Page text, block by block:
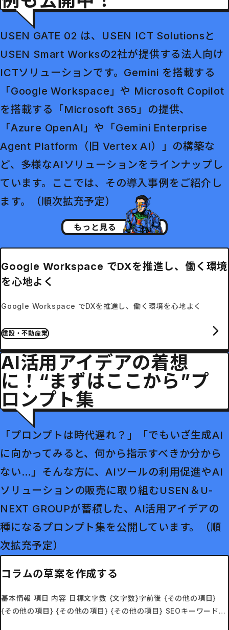
USEN GATE 02 は、USEN ICT Solutionsと
USEN Smart Worksの2社が提供する法人向け
ICTソリューションです。Gemini を搭載する
「Google Workspace」や Microsoft Copilot
を搭載する「Microsoft 365」の提供、
「Azure OpenAI」や「Gemini Enterprise
Agent Platform（旧 Vertex AI）」の構築な
ど、多様なAIソリューションをラインナップし
ています。ここでは、その導入事例をご紹介し
ます。（順次拡充予定）
もっと見る
Google Workspace でDXを推進し、働く環境
を心地よく
Google Workspace でDXを推進し、働く環境を心地よく
建設・不動産業
AI活用アイデアの着想
に！“まずはここから”プ
ロンプト集
「プロンプトは時代遅れ？」「でもいざ生成AI
に向かってみると、何から指示すべきか分から
ない…」そんな方に、AIツールの利用促進やAI
ソリューションの販売に取り組むUSEN＆U-
NEXT GROUPが蓄積した、AI活用アイデアの
種になるプロンプト集を公開しています。（順
次拡充予定）
コラムの草案を作成する
基本情報 項目 内容 目標文字数 {文字数}字前後 {その他の項目}
{その他の項目} {その他の項目} {その他の項目} SEOキーワード